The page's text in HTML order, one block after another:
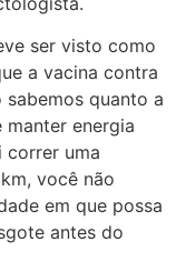
ser visto como
a vacina contra
sabemos quanto a
manter energia
correr uma
você não
em que possa
antes do